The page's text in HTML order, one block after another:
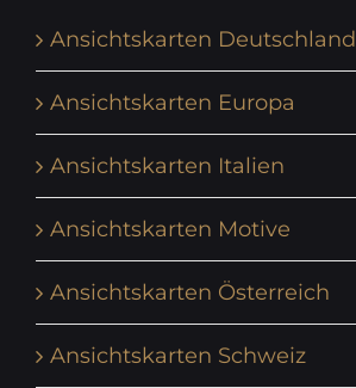
Ansichtskarten Deutschland
Ansichtskarten Europa
Ansichtskarten Italien
Ansichtskarten Motive
Ansichtskarten Österreich
Ansichtskarten Schweiz